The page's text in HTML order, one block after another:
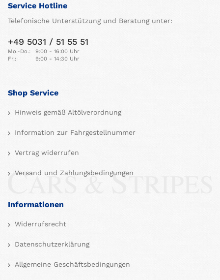
Service Hotline
Telefonische Unterstützung und Beratung unter:
+49 5031 / 51 55 51
Mo.-Do.:
9:00 - 16:00 Uhr
Fr.:
9:00 - 14:30 Uhr
Shop Service
Hinweis gemäß Altölverordnung
Information zur Fahrgestellnummer
Vertrag widerrufen
Versand und Zahlungsbedingungen
Informationen
Widerrufsrecht
Datenschutzerklärung
Allgemeine Geschäftsbedingungen